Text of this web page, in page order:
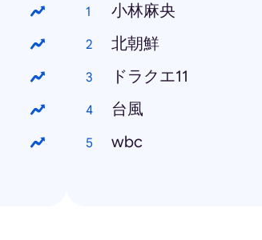
小林麻央
北朝鮮
ドラクエ11
台風
wbc